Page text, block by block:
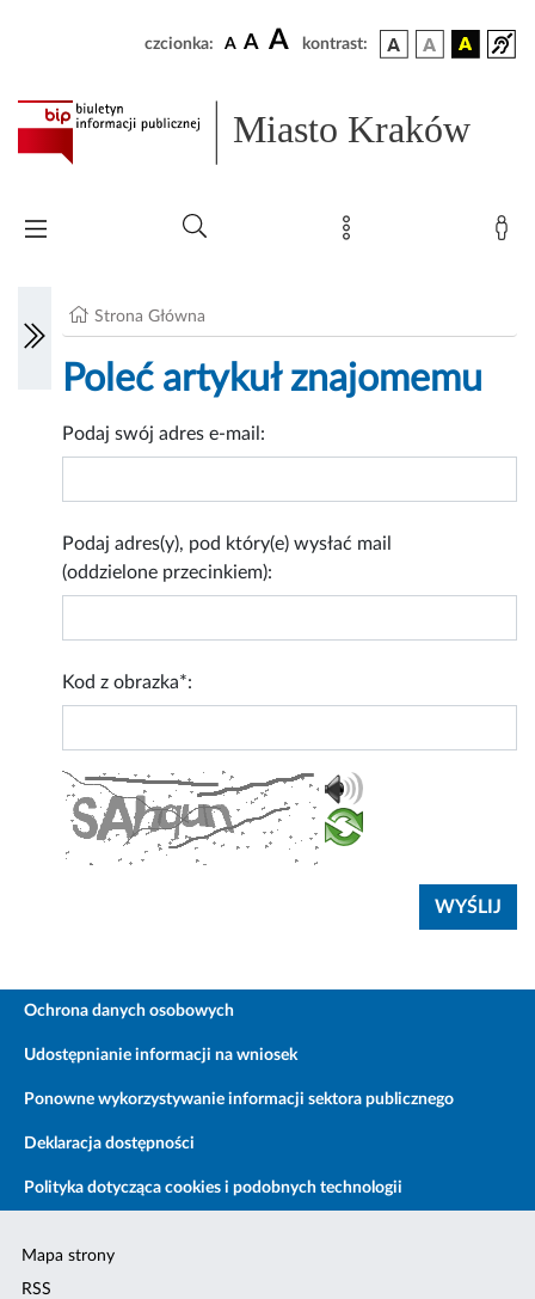
czcionka: A A A kontrast:
Miasto Kraków
Strona Główna
Poleć artykuł znajomemu
Podaj swój adres e-mail:
Podaj adres(y), pod który(e) wysłać mail
(oddzielone przecinkiem):
Kod z obrazka*:
Ochrona danych osobowych
Udostępnianie informacji na wniosek
Ponowne wykorzystywanie informacji sektora publicznego
Deklaracja dostępności
Polityka dotycząca cookies i podobnych technologii
Mapa strony
RSS